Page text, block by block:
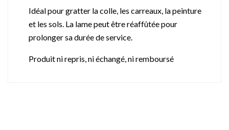
Idéal pour gratter la colle, les carreaux, la peinture
et les sols. La lame peut être réaffûtée pour
prolonger sa durée de service.
Produit ni repris, ni échangé, ni remboursé